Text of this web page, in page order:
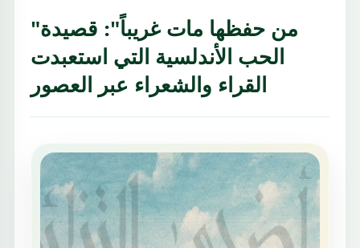
"من حفظها مات غريباً": قصيدة
الحب الأندلسية التي استعبدت
القراء والشعراء عبر العصور